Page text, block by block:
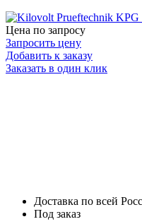
Цена по запросу
Запросить цену
Добавить к заказу
Заказать в один клик
Доставка по всей
Под заказ